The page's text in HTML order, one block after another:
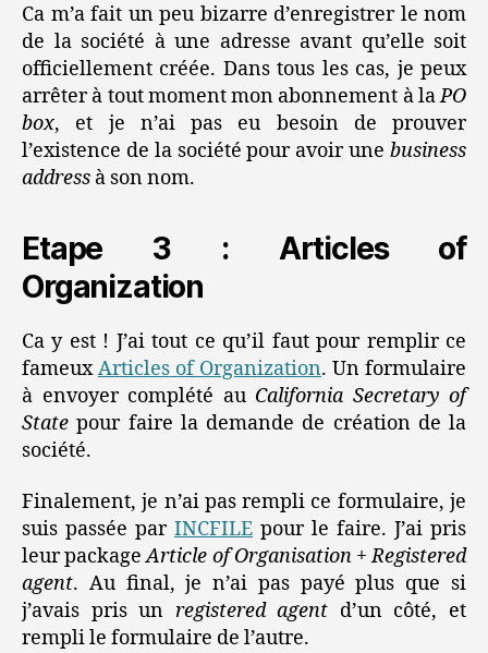
Ca m’a fait un peu bizarre d’enregistrer le nom
de la société à une adresse avant qu’elle soit
officiellement créée. Dans tous les cas, je peux
arrêter à tout moment mon abonnement à laPO
box, et je n’ai pas eu besoin de prouver
l’existence de la société pour avoir une business
address à son nom.
Etape 3 : Articles of
Organization
Ca y est ! J’ai tout ce qu’il faut pour remplir ce
fameuxArticles of Organization. Un formulaire
à envoyer complété au California Secretary of
State pour faire la demande de création de la
société.
Finalement, je n’ai pas rempli ce formulaire, je
suis passée par INCFILE pour le faire. J’ai pris
leur packageArticle of Organisation + Registered
agent. Au final, je n’ai pas payé plus que si
j’avais pris un registered agent d’un côté, et
rempli le formulaire de l’autre.